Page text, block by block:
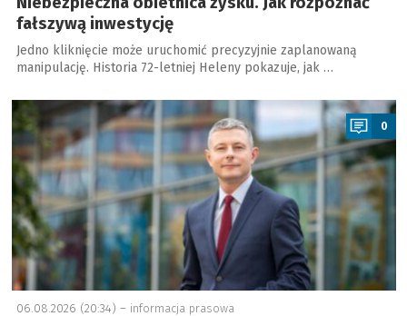
fałszywą inwestycję
Jedno kliknięcie może uruchomić precyzyjnie zaplanowaną
manipulację. Historia 72-letniej Heleny pokazuje, jak …
a
0
06.08.2026 (20:34) – informacja prasowa